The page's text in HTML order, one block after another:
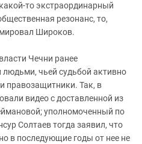
то экстраординарный
резонанс, то,
Широков.
Чечни ранее
людьми, чьей судьбой активно
правозащитники. Так, в
видео с доставленной из
уполномоченный по
Солтаев тогда заявил, что
в последующие годы от нее не